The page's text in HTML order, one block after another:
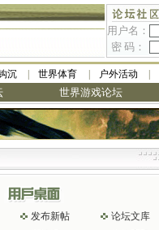
用户名：
密 码：
沉 世界体育 户外活动
世界游戏论坛
发布新帖 论坛文库